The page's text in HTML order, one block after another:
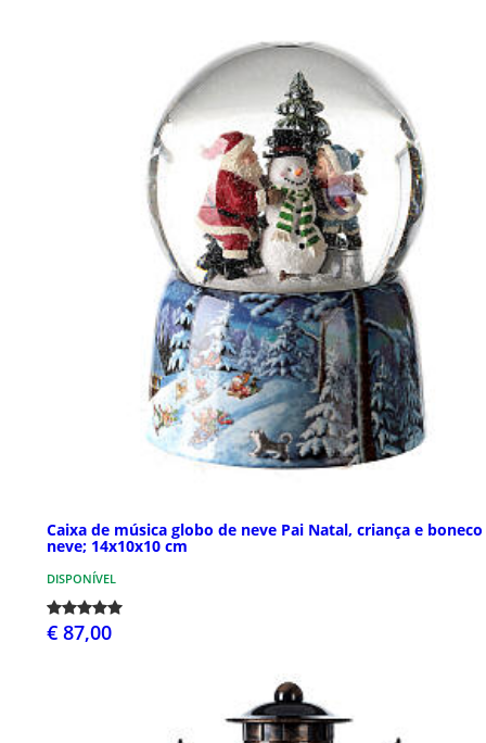
Caixa de música globo de neve Pai Natal, criança e
neve; 14x10x10 cm
DISPONÍVEL
€ 87,00